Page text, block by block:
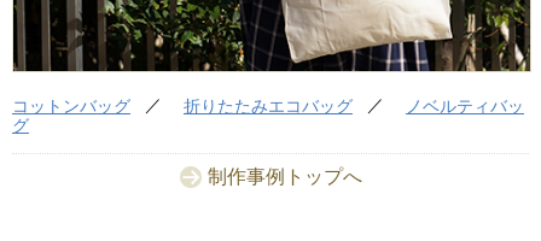
コットンバッグ 折りたたみエコバッグ
ノベルティバッ
グ
制作事例トップへ